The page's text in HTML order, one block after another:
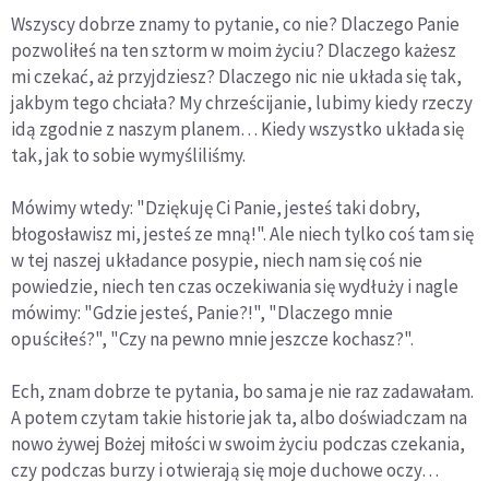
Wszyscy dobrze znamy to pytanie, co nie? Dlaczego Panie
pozwoliłeś na ten sztorm w moim życiu? Dlaczego każesz
mi czekać, aż przyjdziesz? Dlaczego nic nie układa się tak,
jakbym tego chciała? My chrześcijanie, lubimy kiedy rzeczy
idą zgodnie z naszym planem… Kiedy wszystko układa się
tak, jak to sobie wymyśliliśmy.
Mówimy wtedy: "Dziękuję Ci Panie, jesteś taki dobry,
błogosławisz mi, jesteś ze mną!". Ale niech tylko coś tam się
w tej naszej układance posypie, niech nam się coś nie
powiedzie, niech ten czas oczekiwania się wydłuży i nagle
mówimy: "Gdzie jesteś, Panie?!", "Dlaczego mnie
opuściłeś?", "Czy na pewno mnie jeszcze kochasz?".
Ech, znam dobrze te pytania, bo sama je nie raz zadawałam.
A potem czytam takie historie jak ta, albo doświadczam na
nowo żywej Bożej miłości w swoim życiu podczas czekania,
czy podczas burzy i otwierają się moje duchowe oczy…